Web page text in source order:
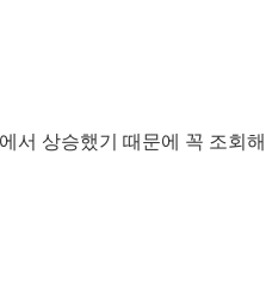
서 상승했기 때문에 꼭 조회